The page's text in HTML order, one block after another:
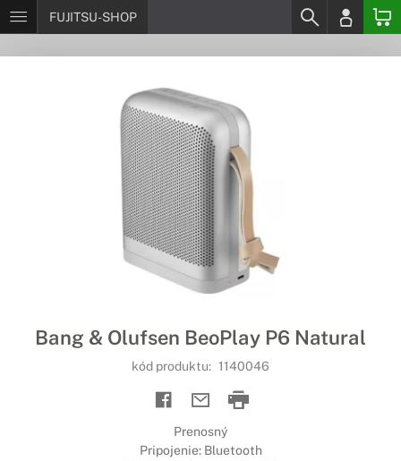
FUJITSU-SHOP
Bang & Olufsen BeoPlay P6 Natural
kód produktu: 1140046
Prenosný
Pripojenie: Bluetooth